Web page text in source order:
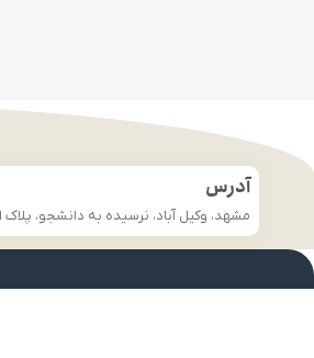
آدرس
مشهد، وکیل آباد، نرسیده به دانشجو، پلاک 529
لینک های مهم